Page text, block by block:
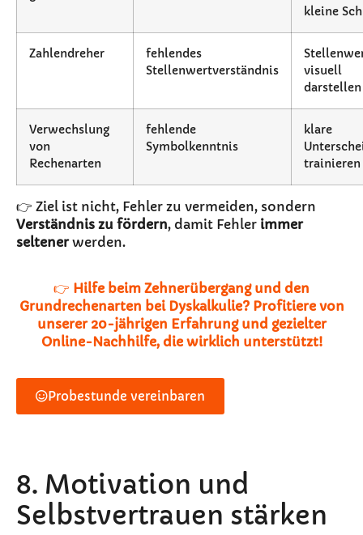
kleine
Zahlendreher
fehlendes
Stellenwertverständnis
visuell
darstellen
Verwechslung
von
Rechenarten
fehlende
Symbolkenntnis
klare
trainieren
👉 Ziel ist nicht, Fehler zu vermeiden, sondern
Verständnis zu fördern, damit Fehler immer
seltenerwerden.
👉 Hilfe beim Zehnerübergang und den
Grundrechenarten bei Dyskalkulie? Profitiere von
unserer 20-jährigen Erfahrung und gezielter
Online-Nachhilfe, die wirklich unterstützt!
Probestunde vereinbaren
8. Motivation und
Selbstvertrauen stärken